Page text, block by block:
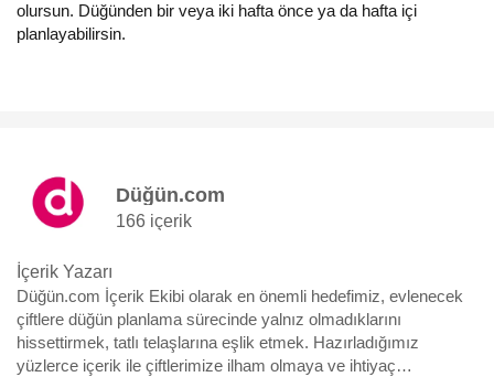
olursun. Düğünden bir veya iki hafta önce ya da hafta içi
planlayabilirsin.
Düğün.com
166 içerik
İçerik Yazarı
Düğün.com İçerik Ekibi olarak en önemli hedefimiz, evlenecek
çiftlere düğün planlama sürecinde yalnız olmadıklarını
hissettirmek, tatlı telaşlarına eşlik etmek. Hazırladığımız
yüzlerce içerik ile çiftlerimize ilham olmaya ve ihtiyaç